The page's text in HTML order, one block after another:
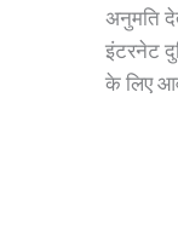
अनुमति
इंटरनेट
के लिए